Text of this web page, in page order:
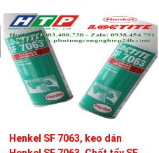
Henkel SF 7063, keo dán